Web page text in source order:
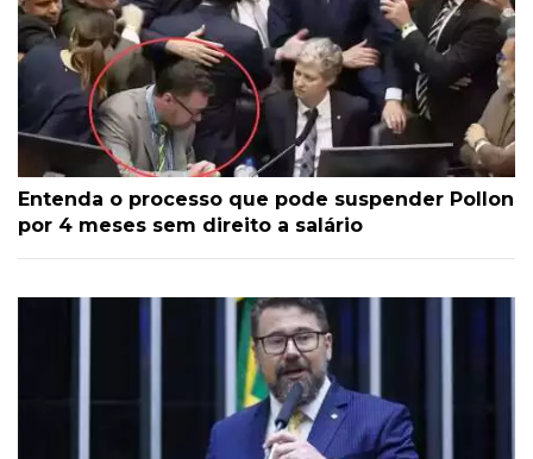
Entenda o processo que pode suspender Pollon
por 4 meses sem direito a salário